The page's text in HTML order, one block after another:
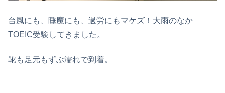
台風にも、睡魔にも、過労にもマケズ！大雨のなか
TOEIC受験してきました。
靴も足元もずぶ濡れで到着。